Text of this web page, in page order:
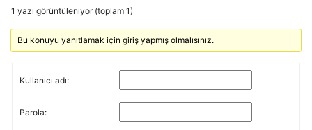
1 yazı görüntüleniyor (toplam 1)
Bu konuyu yanıtlamak için giriş yapmış olmalısınız.
Kullanıcı adı:
Parola: